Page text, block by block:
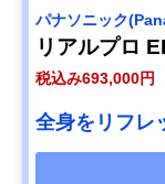
パナソニック
リアルプロ
税込み693,000円
全身をリフレ